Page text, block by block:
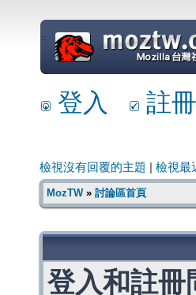
=
登入 註冊
檢視沒有回覆的主題 檢視最
MozTW» 討論區首頁
登入和註冊